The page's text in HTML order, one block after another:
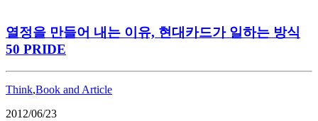
열정을 만들어 내는 이유, 현대카드가 일하는 방식
50 PRIDE
Think,Book and Article
2012/06/23